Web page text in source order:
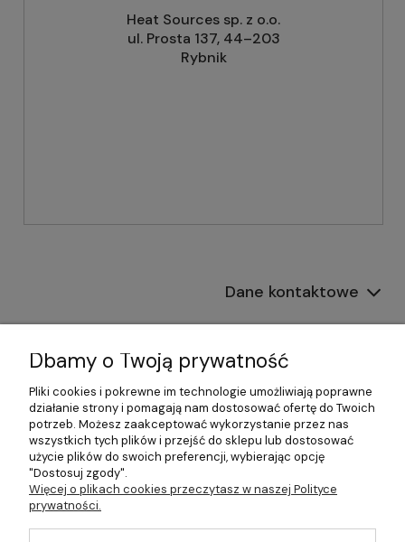
Heat Sources sp. z o.o.
ul. Prosta 137, 44–203
Rybnik
Dane kontaktowe
Informacje
Płatności i dostawa
Pomoc
Moje konto
©2026 Wszelkie Prawa Zastrzeżone | 499.pl - najlepszy sklep z
Dbamy o Twoją prywatność
Pliki cookies i pokrewne im technologie umożliwiają poprawne
działanie strony i pomagają nam dostosować ofertę do Twoich
potrzeb. Możesz zaakceptować wykorzystanie przez nas
wszystkich tych plików i przejść do sklepu lub dostosować
użycie plików do swoich preferencji, wybierając opcję
"Dostosuj zgody".
Więcej o plikach cookies przeczytasz w naszej Polityce
prywatności.